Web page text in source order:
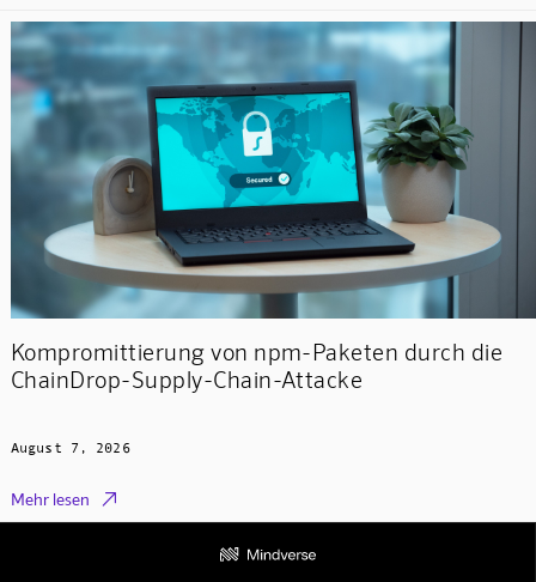
Kompromittierung von npm-Paketen durch die
ChainDrop-Supply-Chain-Attacke
August 7, 2026
Mehr lesen 